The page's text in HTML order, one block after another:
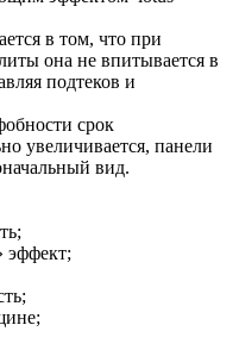
в том, что при
она не впитывается в
подтеков и
срок
увеличивается, панели
вид.
эффект;